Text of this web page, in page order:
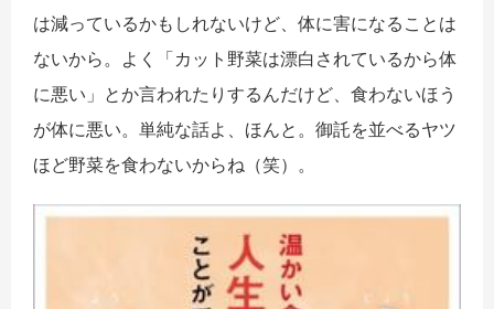
は減っているかもしれないけど、体に害になることは
ないから。よく「カット野菜は漂白されているから体
に悪い」とか言われたりするんだけど、食わないほう
が体に悪い。単純な話よ、ほんと。御託を並べるヤツ
ほど野菜を食わないからね（笑）。